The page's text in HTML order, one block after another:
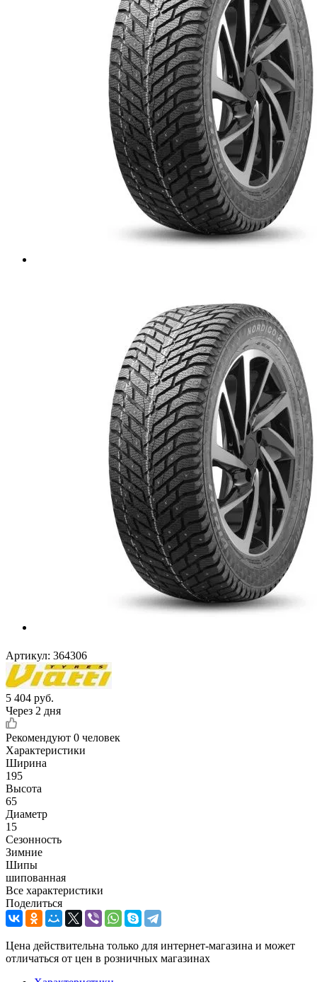
Артикул: 364306
5 404 руб.
Через 2 дня
Рекомендуют 0 человек
Характеристики
Ширина
195
Высота
65
Диаметр
15
Сезонность
Зимние
Шипы
шипованная
Все характеристики
Поделиться
Цена действительна только для интернет-магазина и может
отличаться от цен в розничных магазинах